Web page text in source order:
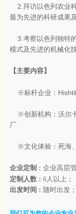
2.拜访以色列农业
最为先进的科研成果
3.考察以色列独特
模式及先进的机械化
【主要内容】
※标杆企业：Hishtil
※创新机构：沃尔
厂
※文化体验：死海
企业定制 : 企业高层
定制人数 : 6人以上；
出发时间 : 随时出发；